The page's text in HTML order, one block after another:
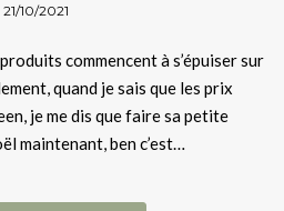
21/10/2021
commencent à s’épuiser sur
quand je sais que les prix
je me dis que faire sa petite
maintenant, ben c’est…